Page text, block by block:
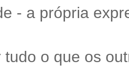
- a própria
tudo o que os